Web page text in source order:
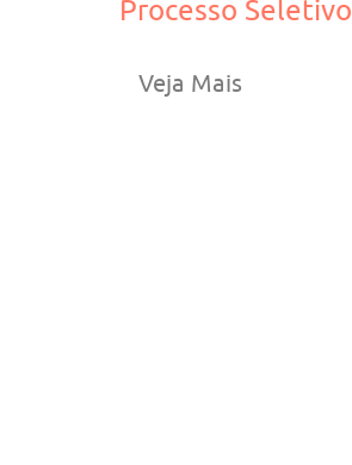
Processo Seletivo
Veja Mais